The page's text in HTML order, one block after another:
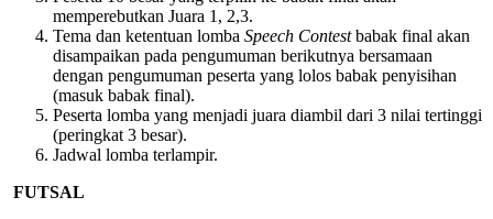
memperebutkan Juara 1, 2,3.
Tema dan ketentuan lomba Speech Contestbabak final akan
disampaikan pada pengumuman berikutnya bersamaan
dengan pengumuman peserta yang lolos babak penyisihan
(masuk babak final).
Peserta lomba yang menjadi juara diambil dari 3 nilai tertinggi
(peringkat 3 besar).
Jadwal lomba terlampir.
FUTSAL